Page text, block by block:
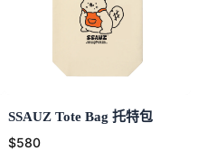
SSAUZ Tote Bag 托特包
$580